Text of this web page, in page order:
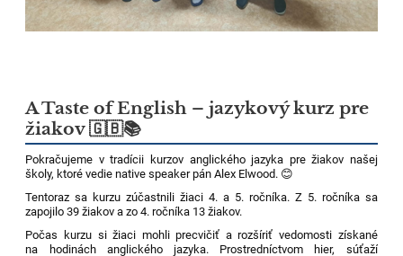
A Taste of English – jazykový kurz pre
žiakov 🇬🇧📚
Pokračujeme v tradícii kurzov anglického jazyka pre žiakov našej
školy, ktoré vedie native speaker pán Alex Elwood. 😊
Tentoraz sa kurzu zúčastnili žiaci 4. a 5. ročníka. Z 5. ročníka sa
zapojilo 39 žiakov a zo 4. ročníka 13 žiakov.
Počas kurzu si žiaci mohli precvičiť a rozšíriť vedomosti získané
na hodinách anglického jazyka. Prostredníctvom hier, súťaží